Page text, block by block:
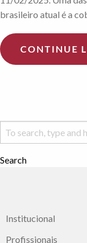
brasileiro atual é a
CONTINUE
Search
Institucional
Profissionais